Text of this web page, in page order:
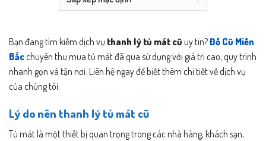
Bạn đang tìm kiếm dịch vụ thanh lý tủ mát cũ uy tín?Đồ Cũ Miền
Bắcchuyên thu mua tủ mát đã qua sử dụng với giá trị cao, quy trình
nhanh gọn và tận nơi. Liên hệ ngay để biết thêm chi tiết về dịch vụ
của chúng tôi.
Lý do nên thanh lý tủ mát cũ
Tủ mát là một thiết bị quan trọng trong các nhà hàng, khách sạn,